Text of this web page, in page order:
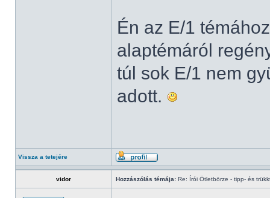
Én az E/1
alaptémáról
túl sok E/1 nem
adott.
Vissza a tetejére
vidor Hozzászólás témája: Re: Írói Ötletbörze - tipp- és